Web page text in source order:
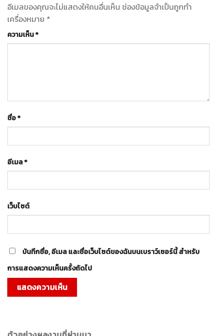
อีเมลของคุณจะไม่แสดงให้คนอื่นเห็น ช่องข้อมูลจำเป็นถูกทำ
เครื่องหมาย *
ความเห็น*
ชื่อ*
อีเมล*
เว็บไซต์
บันทึกชื่อ, อีเมล และชื่อเว็บไซต์ของฉันบนเบราว์เซอร์นี้ สำหรับ
การแสดงความเห็นครั้งถัดไป